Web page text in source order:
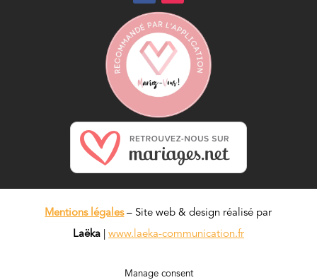
Mentions légales– Site web & design réalisé par
Laëka| www.laeka-communication.fr
Manage consent